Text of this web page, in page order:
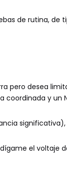
de rutina, de
pero desea
y un
el voltaje